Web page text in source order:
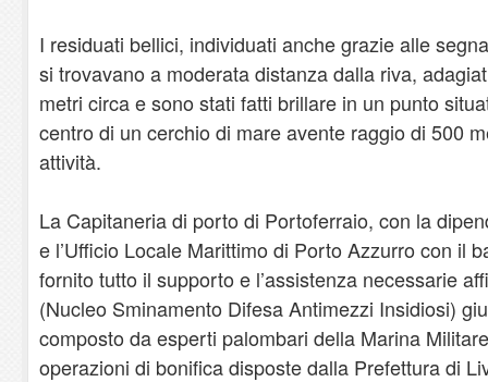
I residuati bellici, individuati anche grazie alle
si trovavano a moderata distanza dalla riva,
metri circa e sono stati fatti brillare in un punto
centro di un cerchio di mare avente raggio di 500
attività.
La Capitaneria di porto di Portoferraio, con la
e l’Ufficio Locale Marittimo di Porto Azzurro con il
fornito tutto il supporto e l’assistenza necessarie
(Nucleo Sminamento Difesa Antimezzi Insidiosi)
composto da esperti palombari della Marina
operazioni di bonifica disposte dalla Prefettura di